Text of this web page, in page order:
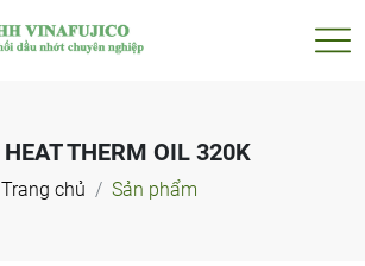
HEAT THERM OIL 320K
Trang chủ Sản phẩm